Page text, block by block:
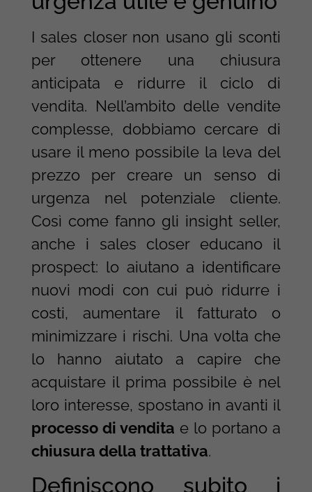
I sales closer non usano gli sconti
per ottenere una chiusura
anticipata e ridurre il ciclo di
vendita. Nell’ambito delle vendite
complesse, dobbiamo cercare di
usare il meno possibile la leva del
prezzo per creare un senso di
urgenza nel potenziale cliente.
Così come fanno gli insight seller,
anche i sales closer educano il
prospect: lo aiutano a identificare
nuovi modi con cui può ridurre i
costi, aumentare il fatturato o
minimizzare i rischi. Una volta che
lo hanno aiutato a capire che
acquistare il prima possibile è nel
loro interesse, spostano in avanti il
processo di vendita e lo portano a
chiusura della trattativa.
Definiscono subito i